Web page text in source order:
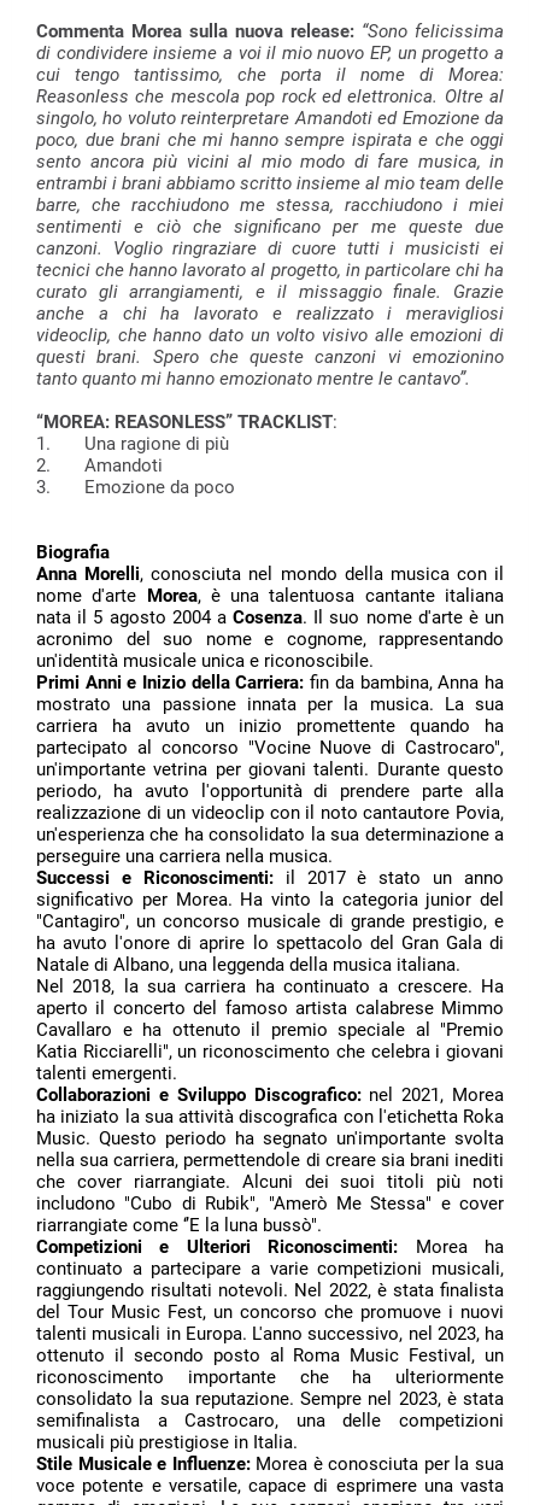
Commenta Morea sulla nuova release: “Sono felicissima
di condividere insieme a voi il mio nuovo EP, un progetto a
cui tengo tantissimo, che porta il nome di Morea:
Reasonless che mescola pop rock ed elettronica. Oltre al
singolo, ho voluto reinterpretare Amandoti ed Emozione da
poco, due brani che mi hanno sempre ispirata e che oggi
sento ancora più vicini al mio modo di fare musica, in
entrambi i brani abbiamo scritto insieme al mio team delle
barre, che racchiudono me stessa, racchiudono i miei
sentimenti e ciò che significano per me queste due
canzoni. Voglio ringraziare di cuore tutti i musicisti ei
tecnici che hanno lavorato al progetto, in particolare chi ha
curato gli arrangiamenti, e il missaggio finale. Grazie
anche a chi ha lavorato e realizzato i meravigliosi
videoclip, che hanno dato un volto visivo alle emozioni di
questi brani. Spero che queste canzoni vi emozionino
tanto quanto mi hanno emozionato mentre le cantavo”.
“MOREA: REASONLESS” TRACKLIST:
1.
Una ragione di più
2.
Amandoti
3.
Emozione da poco
Biografia
Anna Morelli, conosciuta nel mondo della musica con il
nome d'arte Morea, è una talentuosa cantante italiana
nata il 5 agosto 2004 a Cosenza. Il suo nome d'arte è un
acronimo del suo nome e cognome, rappresentando
un'identità musicale unica e riconoscibile.
Primi Anni e Inizio della Carriera: fin da bambina, Anna ha
mostrato una passione innata per la musica. La sua
carriera ha avuto un inizio promettente quando ha
partecipato al concorso "Vocine Nuove di Castrocaro",
un'importante vetrina per giovani talenti. Durante questo
periodo, ha avuto l'opportunità di prendere parte alla
realizzazione di un videoclip con il noto cantautore Povia,
un'esperienza che ha consolidato la sua determinazione a
perseguire una carriera nella musica.
Successi e Riconoscimenti:il 2017 è stato un anno
significativo per Morea. Ha vinto la categoria junior del
"Cantagiro", un concorso musicale di grande prestigio, e
ha avuto l'onore di aprire lo spettacolo del Gran Gala di
Natale di Albano, una leggenda della musica italiana.
Nel 2018, la sua carriera ha continuato a crescere. Ha
aperto il concerto del famoso artista calabrese Mimmo
Cavallaro e ha ottenuto il premio speciale al "Premio
Katia Ricciarelli", un riconoscimento che celebra i giovani
talenti emergenti.
Collaborazioni e Sviluppo Discografico:nel 2021, Morea
ha iniziato la sua attività discografica con l'etichetta Roka
Music. Questo periodo ha segnato un'importante svolta
nella sua carriera, permettendole di creare sia brani inediti
che cover riarrangiate. Alcuni dei suoi titoli più noti
includono "Cubo di Rubik", "Amerò Me Stessa" e cover
riarrangiate come ‘’E la luna bussò".
Competizioni e Ulteriori Riconoscimenti: Morea ha
continuato a partecipare a varie competizioni musicali,
raggiungendo risultati notevoli. Nel 2022, è stata finalista
del Tour Music Fest, un concorso che promuove i nuovi
talenti musicali in Europa. L'anno successivo, nel 2023, ha
ottenuto il secondo posto al Roma Music Festival, un
riconoscimento importante che ha ulteriormente
consolidato la sua reputazione. Sempre nel 2023, è stata
semifinalista a Castrocaro, una delle competizioni
musicali più prestigiose in Italia.
Stile Musicale e Influenze:Morea è conosciuta per la sua
voce potente e versatile, capace di esprimere una vasta